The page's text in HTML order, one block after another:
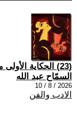
(23) الحكاية الأولى من سيرتي الذاتية، 26
السمّاح عبد الله
2026 / 8 / 10
الادب والفن